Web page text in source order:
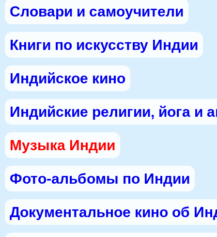
Словари и самоучители
Книги по искусству Индии
Индийское кино
Индийские религии, йога и
Музыка Индии
Фото-альбомы по Индии
Документальное кино об